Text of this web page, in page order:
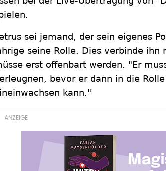
sei jemand, der sein eigenes
seine Rolle. Dies verbinde
erst offenbart werden. "Er
bevor er dann in die
kann."